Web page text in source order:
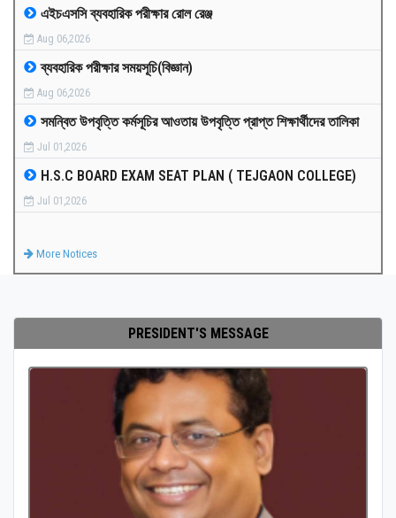
MEDIA
PAYMENT
CO-CURRICULUM
RESULTS
এইচএসসি ব্যবহারিক পরীক্ষার রোল রেঞ্জ
Aug 06,2026
ব্যবহারিক পরীক্ষার সময়সূচি(বিজ্ঞান)
Aug 06,2026
সমন্বিত উপবৃত্তি কর্মসূচির আওতায় উপবৃত্তি প্রাপ্ত শিক্ষার্থীদের তালিকা
Jul 01,2026
H.S.C BOARD EXAM SEAT PLAN ( TEJGAON COLLEGE)
Jul 01,2026
More Notices
PRESIDENT'S MESSAGE